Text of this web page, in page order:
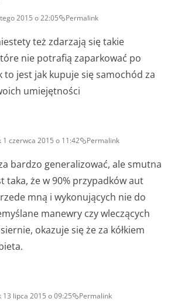
2015 o 22:05 Permalink
też zdarzają się takie
nie potrafią zaparkować po
to jest jak kupuje się samochód za
umiejętności
1 czerwca 2015 o 11:42 Permalink
bardzo generalizować, ale smutna
taka, że w 90% przypadków aut
mną i wykonujących nie do
manewry czy wleczących
okazuje się że za kółkiem
13 lipca 2015 o 09:25 Permalink